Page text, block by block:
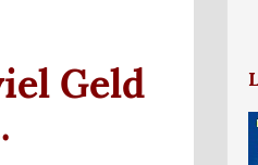
Geld